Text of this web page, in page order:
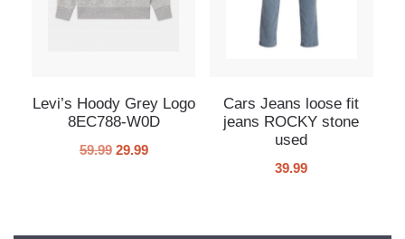
Levi’s Hoody Grey Logo
8EC788-W0D
59.99 29.99
Cars Jeans loose fit
jeans ROCKY stone
used
39.99